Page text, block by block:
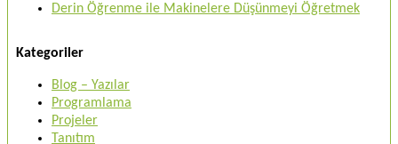
Derin Öğrenme ile Makinelere Düşünmeyi Öğretmek
Kategoriler
Blog – Yazılar
Programlama
Projeler
Tanıtım